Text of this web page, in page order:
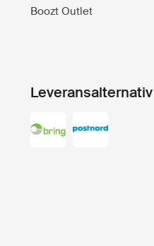
Boozt Outlet
Leveransalternativ